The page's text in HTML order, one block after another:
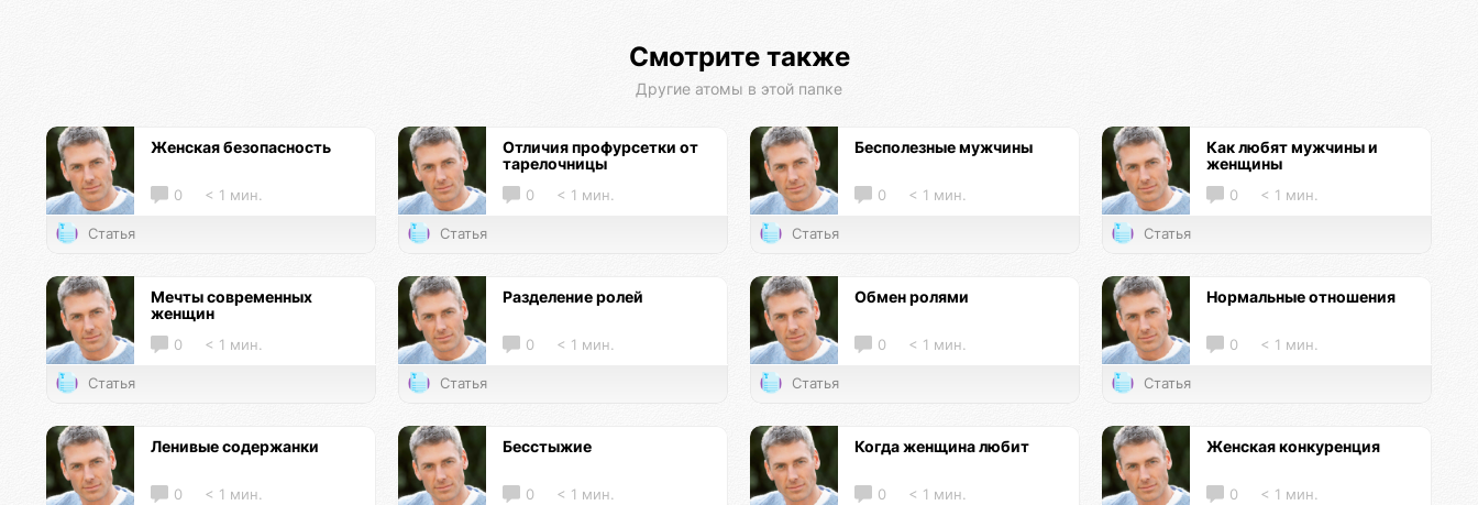
Смотрите также
Другие атомы в этой папке
Женская безопасность
0 < 1 мин.
Статья
Отличия профурсетки от
тарелочницы
0 < 1 мин.
Статья
Бесполезные мужчины
0 < 1 мин.
Статья
Как любят мужчины и
женщины
0 < 1 мин.
Статья
Мечты современных
женщин
0 < 1 мин.
Статья
Разделение ролей
0 < 1 мин.
Статья
Обмен ролями
0 < 1 мин.
Статья
Нормальные отношения
0 < 1 мин.
Статья
Ленивые содержанки
0 < 1 мин.
Бесстыжие
0 < 1 мин.
Когда женщина любит
0 < 1 мин.
Женская конкуренция
0 < 1 мин.